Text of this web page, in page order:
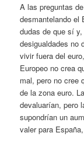
A las preguntas
desmantelando el
dudas de que sí
desigualdades no
vivir fuera del
Europeo no crea
mal, pero no cree
de la zona euro.
devaluarían, pero
supondrían un
valer para